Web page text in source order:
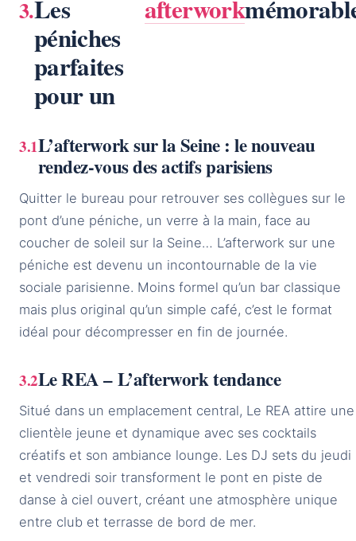
Les
péniches
parfaites
pour un
afterwork
L’afterwork sur la Seine : le nouveau
rendez-vous des actifs parisiens
Quitter le bureau pour retrouver ses collègues sur le
pont d’une péniche, un verre à la main, face au
coucher de soleil sur la Seine… L’afterwork sur une
péniche est devenu un incontournable de la vie
sociale parisienne. Moins formel qu’un bar classique
mais plus original qu’un simple café, c’est le format
idéal pour décompresser en fin de journée.
Le REA – L’afterwork tendance
Situé dans un emplacement central, Le REA attire une
clientèle jeune et dynamique avec ses cocktails
créatifs et son ambiance lounge. Les DJ sets du jeudi
et vendredi soir transforment le pont en piste de
danse à ciel ouvert, créant une atmosphère unique
entre club et terrasse de bord de mer.